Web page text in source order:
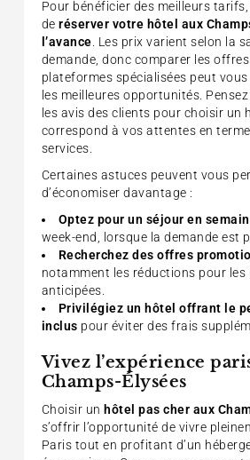
Pour bénéficier des meilleurs
deréserver votre hôtel aux
l’avance . Les prix varient selon la
demande, donc comparer les
plateformes spécialisées peut
les meilleures opportunités.
les avis des clients pour choisir un
correspond à vos attentes en
services.
Certaines astuces peuvent vous
d’économiser davantage :
Optez pour un séjour en
week-end, lorsque la demande est
Recherchez des offres
notamment les réductions pour les
anticipées.
Privilégiez un hôtel offrant le
inclus pour éviter des frais
Vivez l’expérience
Champs-Élysées
Choisir un hôtel pas cher aux
s’offrir l’opportunité de vivre
Paris tout en profitant d’un